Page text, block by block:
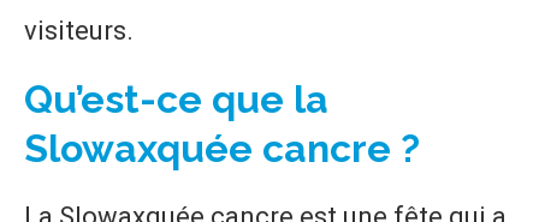
visiteurs.
Qu’est-ce que la
Slowaxquée cancre ?